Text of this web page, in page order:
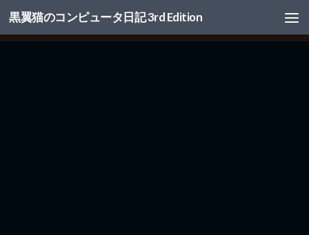
コンテンツへスキップ
黒翼猫のコンピュータ日記 3rd Edition